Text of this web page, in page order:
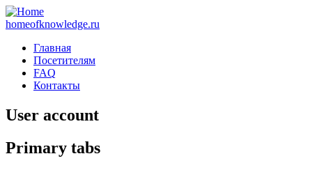
homeofknowledge.ru
Главная
Посетителям
FAQ
Контакты
User account
Primary tabs